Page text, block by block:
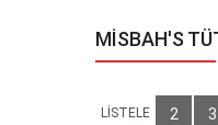
MISBAH'S
LİSTELE 2 3